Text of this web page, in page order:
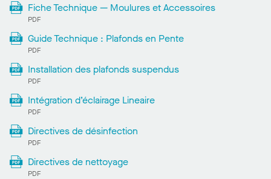
Fiche Technique — Moulures et Accessoires
PDF
Guide Technique : Plafonds en Pente
PDF
Installation des plafonds suspendus
PDF
Intégration d’éclairage Lineaire
PDF
Directives de désinfection
PDF
Directives de nettoyage
PDF